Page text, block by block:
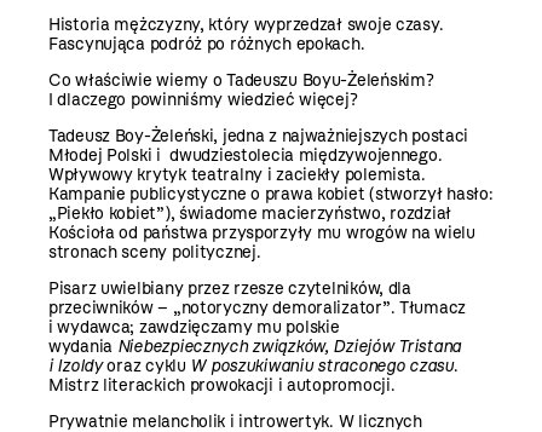
Historia mężczyzny, który wyprzedzał swoje czasy.
Fascynująca podróż po różnych epokach.
Co właściwie wiemy o Tadeuszu Boyu-Żeleńskim?
I dlaczego powinniśmy wiedzieć więcej?
Tadeusz Boy-Żeleński, jedna z najważniejszych postaci
Młodej Polski i dwudziestolecia międzywojennego.
Wpływowy krytyk teatralny i zaciekły polemista.
Kampanie publicystyczne o prawa kobiet (stworzył hasło:
„Piekło kobiet”), świadome macierzyństwo, rozdział
Kościoła od państwa przysporzyły mu wrogów na wielu
stronach sceny politycznej.
Pisarz uwielbiany przez rzesze czytelników, dla
przeciwników – „notoryczny demoralizator”. Tłumacz
i wydawca; zawdzięczamy mu polskie
wydania Niebezpiecznych związków, Dziejów Tristana
i Izoldyoraz cyklu W poszukiwaniu straconego czasu.
Mistrz literackich prowokacji i autopromocji.
Prywatnie melancholik i introwertyk. W licznych